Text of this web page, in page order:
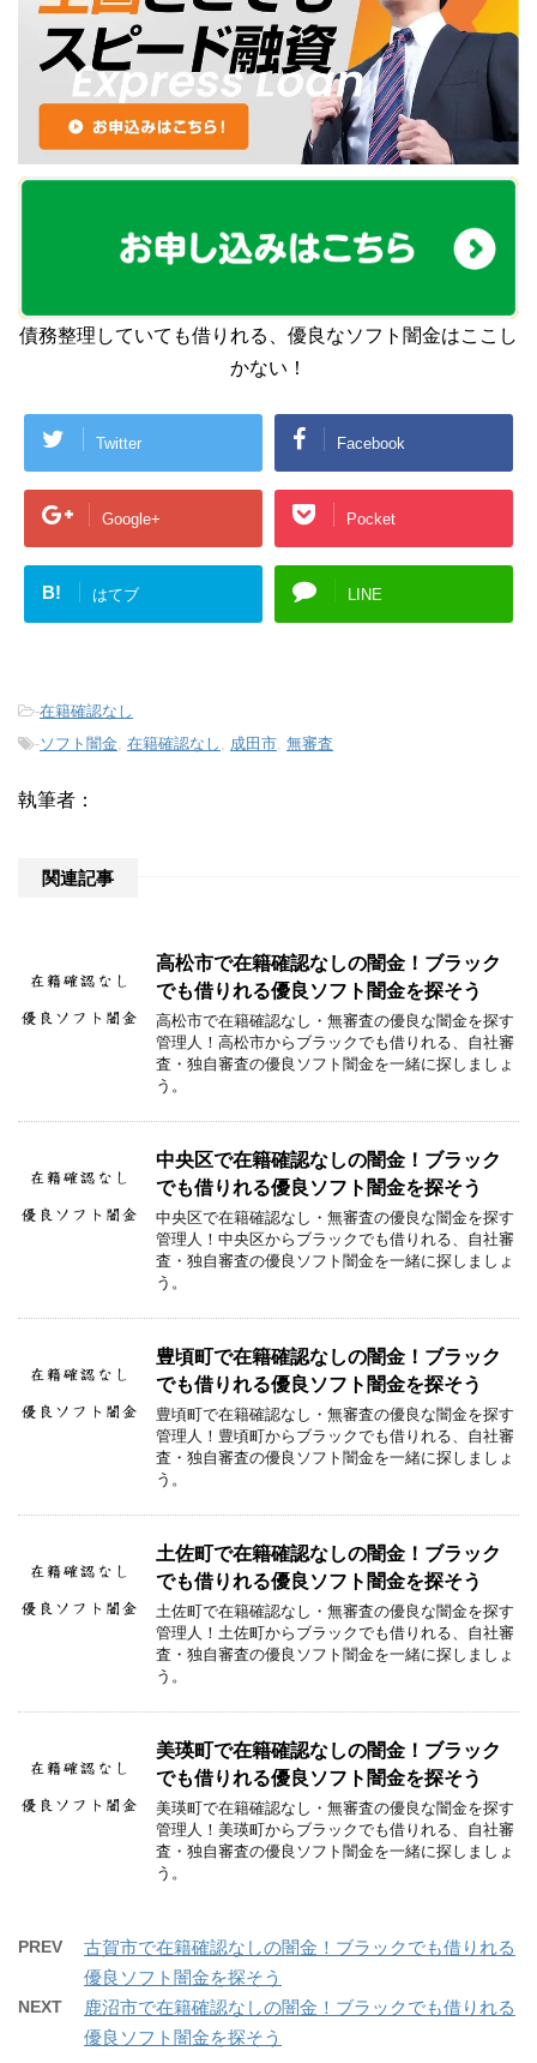
債務整理していても借りれる、優良なソフト闇金はここし
かない！
Twitter Facebook
Google+ Pocket
B! はてブ LINE
-在籍確認なし
-ソフト闇金, 在籍確認なし , 成田市, 無審査
執筆者：
関連記事
高松市で在籍確認なしの闇金！ブラック
でも借りれる優良ソフト闇金を探そう
高松市で在籍確認なし・無審査の優良な闇金を探す
管理人！高松市からブラックでも借りれる、自社審
査・独自審査の優良ソフト闇金を一緒に探しましょ
う。
中央区で在籍確認なしの闇金！ブラック
でも借りれる優良ソフト闇金を探そう
中央区で在籍確認なし・無審査の優良な闇金を探す
管理人！中央区からブラックでも借りれる、自社審
査・独自審査の優良ソフト闇金を一緒に探しましょ
う。
豊頃町で在籍確認なしの闇金！ブラック
でも借りれる優良ソフト闇金を探そう
豊頃町で在籍確認なし・無審査の優良な闇金を探す
管理人！豊頃町からブラックでも借りれる、自社審
査・独自審査の優良ソフト闇金を一緒に探しましょ
う。
土佐町で在籍確認なしの闇金！ブラック
でも借りれる優良ソフト闇金を探そう
土佐町で在籍確認なし・無審査の優良な闇金を探す
管理人！土佐町からブラックでも借りれる、自社審
査・独自審査の優良ソフト闇金を一緒に探しましょ
う。
美瑛町で在籍確認なしの闇金！ブラック
でも借りれる優良ソフト闇金を探そう
美瑛町で在籍確認なし・無審査の優良な闇金を探す
管理人！美瑛町からブラックでも借りれる、自社審
査・独自審査の優良ソフト闇金を一緒に探しましょ
う。
PREV
古賀市で在籍確認なしの闇金！ブラックでも借りれる
優良ソフト闇金を探そう
NEXT
鹿沼市で在籍確認なしの闇金！ブラックでも借りれる
優良ソフト闇金を探そう